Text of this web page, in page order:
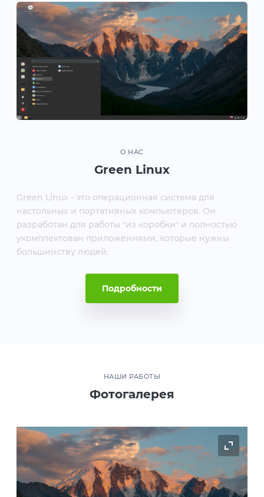
О НАС
Green Linux
Green Linux - это операционная система для
настольных и портативных компьютеров. Он
разработан для работы "из коробки" и полностью
укомплектован приложениями, которые нужны
большинству людей.
Подробности
НАШИ РАБОТЫ
Фотогалерея